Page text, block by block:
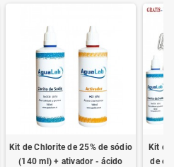
Kit de Chlorite de 25% de sódio
(140 ml) + ativador - ácido
Kit de
de